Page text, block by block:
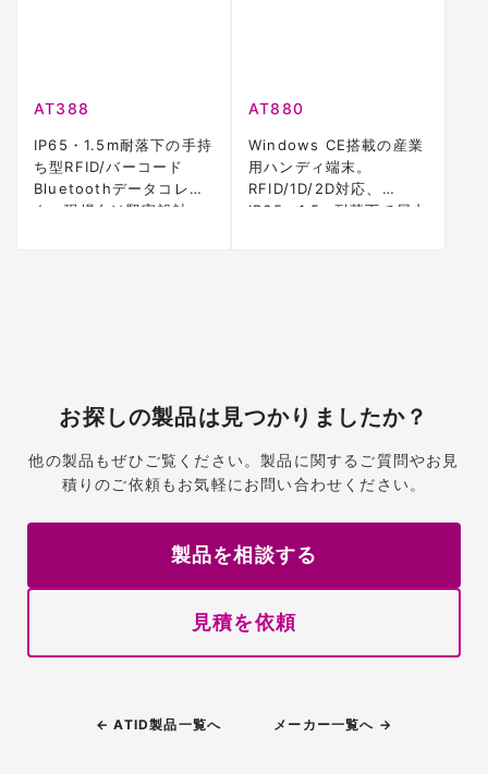
AT388
IP65・1.5m耐落下の手持
ち型RFID/バーコード
Bluetoothデータコレク
タ。現場向け堅牢設計。
AT880
Windows CE搭載の産業
用ハンディ端末。
RFID/1D/2D対応、
IP65・1.5m耐落下で屋内
お探しの製品は見つかりましたか？
他の製品もぜひご覧ください。製品に関するご質問やお見
積りのご依頼もお気軽にお問い合わせください。
製品を相談する
見積を依頼
← ATID製品一覧へ メーカー一覧へ →